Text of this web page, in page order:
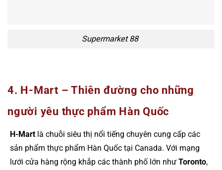
Supermarket 88
4. H-Mart – Thiên đường cho những
người yêu thực phẩm Hàn Quốc
H-Mart là chuỗi siêu thị nổi tiếng chuyên cung cấp các
sản phẩm thực phẩm Hàn Quốc tại Canada. Với mạng
lưới cửa hàng rộng khắp các thành phố lớn như Toronto,